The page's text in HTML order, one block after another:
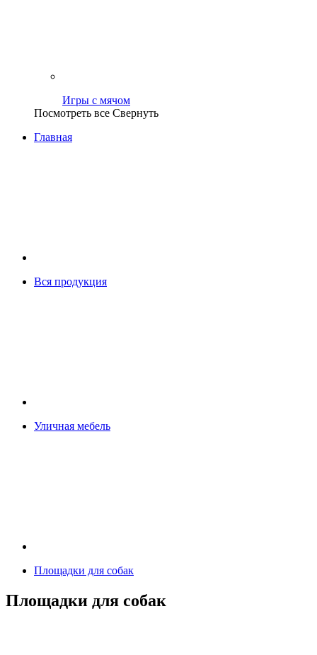
Игры с мячом
Посмотреть все Свернуть
Главная
Вся продукция
Уличная мебель
Площадки для собак
Площадки для собак